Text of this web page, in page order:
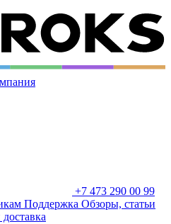
+7 473 290 00 99
Поддержка Обзоры, статьи